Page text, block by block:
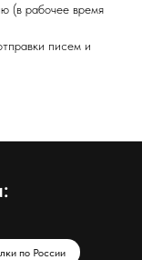
(в рабочее время
писем и
по России